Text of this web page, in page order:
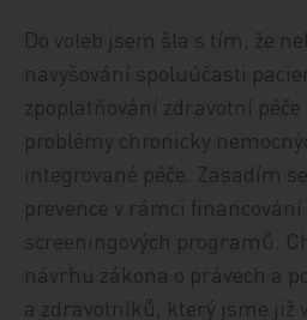
Do voleb jsem šla s tím, že
navyšování spoluúčasti
zpoplatňování zdravotní
problémy chronicky
integrované péče. Zasadím
prevence v rámci
screeningových programů.
návrhu zákona o právech a
a zdravotníků, který jsme již